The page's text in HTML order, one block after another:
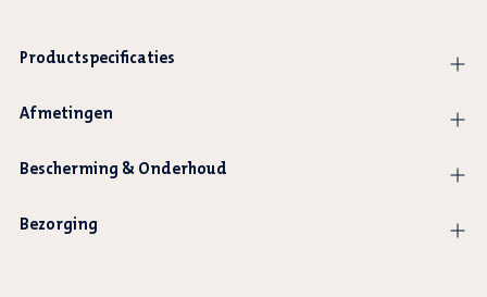
Productspecificaties
Afmetingen
Bescherming & Onderhoud
Bezorging